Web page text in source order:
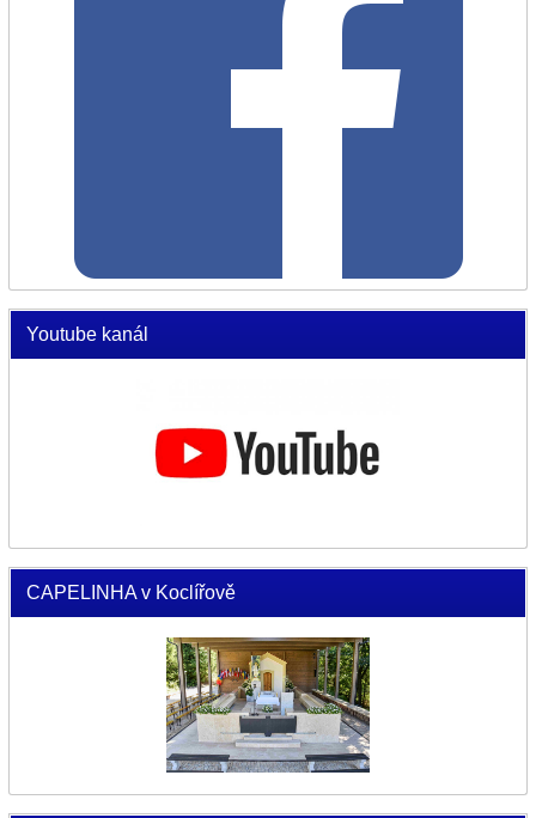
Youtube kanál
CAPELINHA v Koclířově